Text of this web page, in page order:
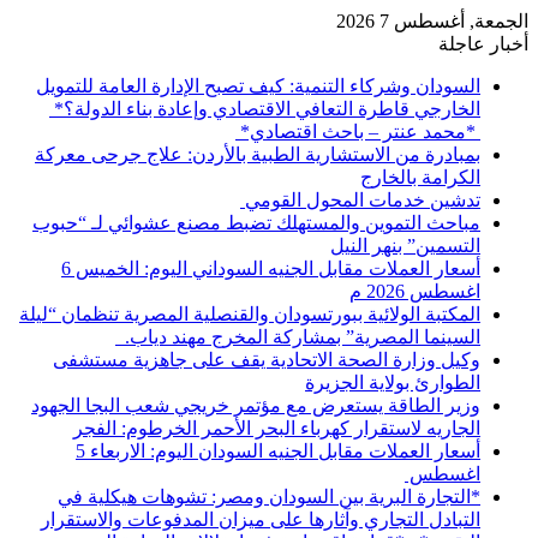
الجمعة, أغسطس 7 2026
أخبار عاجلة
السودان وشركاء التنمية: كيف تصبح الإدارة العامة للتمويل
الخارجي قاطرة التعافي الاقتصادي وإعادة بناء الدولة؟*
*محمد عنتر – باحث اقتصادي*
بمبادرة من الاستشارية الطبية بالأردن: علاج جرحى معركة
الكرامة بالخارج
تدشين خدمات المحول القومي
مباحث التموين والمستهلك تضبط مصنع عشوائي لـ “حبوب
التسمين” بنهر النيل
أسعار العملات مقابل الجنيه السوداني اليوم: الخميس 6
اغسطس 2026 م
المكتبة الولائية ببورتسودان والقنصلية المصرية تنظمان “ليلة
السينما المصرية” بمشاركة المخرج مهند دياب. ​
وكيل وزارة الصحة الاتحادية يقف على جاهزية مستشفى
الطوارئ بولاية الجزيرة
وزير الطاقة يستعرض مع مؤتمر خريجي شعب البجا الجهود
الجاريه لاستقرار كهرباء البحر الأحمر الخرطوم: الفجر
أسعار العملات مقابل الجنيه السودان اليوم: الاربعاء 5
اغسطس
*التجارة البرية بين السودان ومصر: تشوهات هيكلية في
التبادل التجاري وآثارها على ميزان المدفوعات والاستقرار